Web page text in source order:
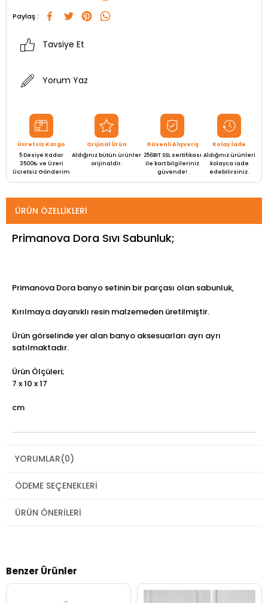
Paylaş :
Tavsiye Et
Yorum Yaz
Ücretsiz Kargo
5 Desiye Kadar
3500₺ ve Üzeri
Ücretsiz Gönderim
Orijinal Ürün
Aldığınız bütün ürünler
orijinaldir.
Güvenli Alışveriş
256BIT SSL sertifikası
ile kart bilgileriniz
güvende!
Kolay İade
Aldığınız ürünleri
kolayca iade
edebilirsiniz.
ÜRÜN ÖZELLIKLERI
Primanova Dora Sıvı Sabunluk;
Primanova Dora banyo setinin bir parçası olan sabunluk,
Kırılmaya dayanıklı resin malzemeden üretilmiştir.
Ürün görselinde yer alan banyo aksesuarları ayrı ayrı
satılmaktadır.
Ürün Ölçüleri;
7 x 10 x 17
cm
YORUMLAR(0)
ÖDEME SEÇENEKLERI
ÜRÜN ÖNERILERI
Benzer Ürünler